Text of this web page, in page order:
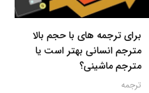
برای ترجمه های با حجم بالا
مترجم انسانی بهتر است یا
مترجم ماشینی؟
ترجمه